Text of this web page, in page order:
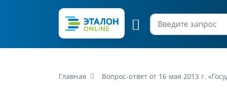
Главная Вопрос-ответ от 16 мая 2013 г. «Государственное